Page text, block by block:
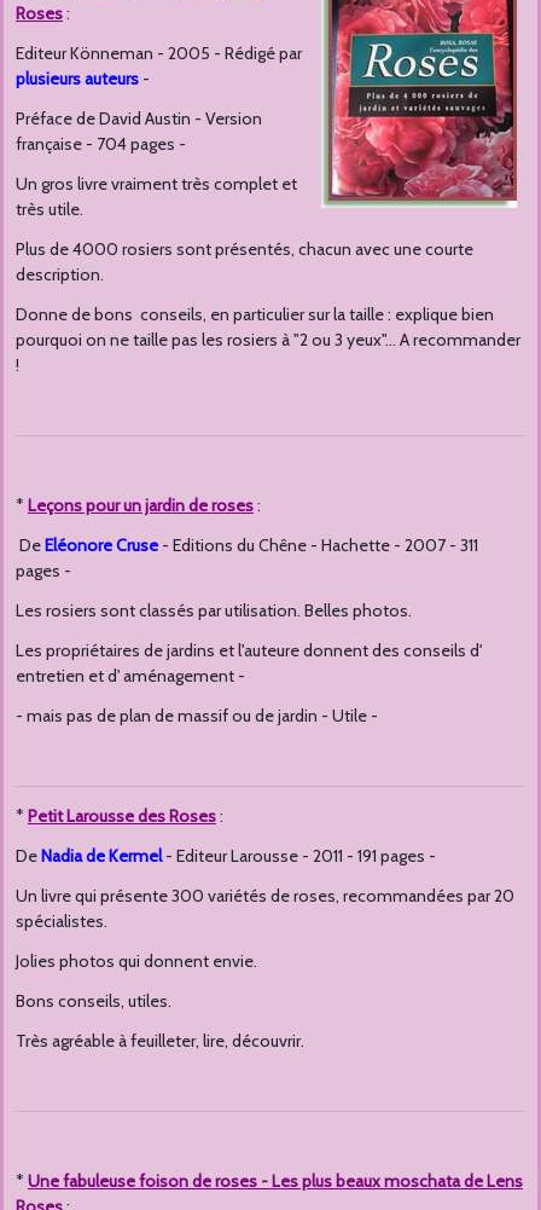
Roses:
Editeur Könneman - 2005 - Rédigé par
plusieurs auteurs -
Préface de David Austin - Version
française - 704 pages -
Un gros livre vraiment très complet et
très utile.
Plus de 4000 rosiers sont présentés, chacun avec une courte
description.
Donne de bons conseils, en particulier sur la taille : explique bien
pourquoi on ne taille pas les rosiers à "2 ou 3 yeux"... A recommander
!
* Leçons pour un jardin de roses:
DeEléonore Cruse - Editions du Chêne - Hachette - 2007 - 311
pages -
Les rosiers sont classés par utilisation. Belles photos.
Les propriétaires de jardins et l'auteure donnent des conseils d'
entretien et d' aménagement -
- mais pas de plan de massif ou de jardin - Utile -
* Petit Larousse des Roses:
DeNadia de Kermel- Editeur Larousse - 2011 - 191 pages -
Un livre qui présente 300 variétés de roses, recommandées par 20
spécialistes.
Jolies photos qui donnent envie.
Bons conseils, utiles.
Très agréable à feuilleter, lire, découvrir.
* Une fabuleuse foison de roses - Les plus beaux moschata de Lens